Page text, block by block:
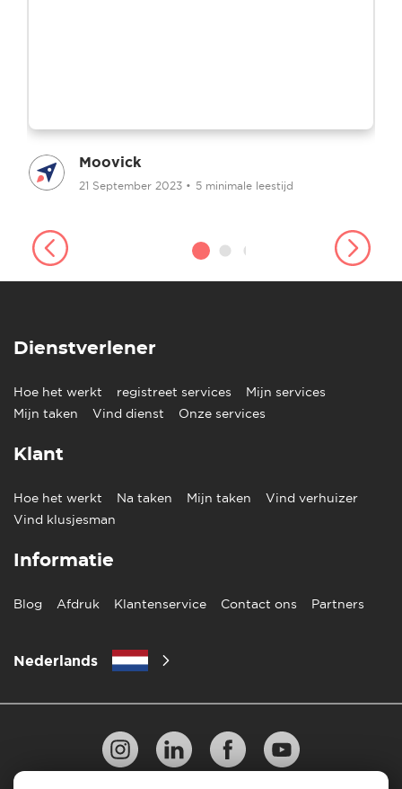
Moovick
21 September 2023 • 5 minimale leestijd
Dienstverlener
Hoe het werkt registreet services
Mijn services
Mijn taken
Vind dienst Onze services
Klant
Hoe het werkt Na taken Mijn taken
Vind verhuizer
Vind klusjesman
Informatie
Blog Afdruk Klantenservice Contact ons Partners
Nederlands